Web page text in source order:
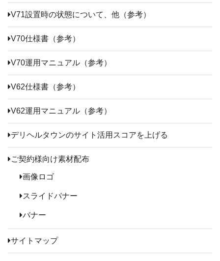
V71設置時の状態について、他（参考）
V70仕様書（参考）
V70運用マニュアル（参考）
V62仕様書（参考）
V62運用マニュアル（参考）
デリヘルタウンのサイト活用スコアを上げる
ご契約様向け素材配布
画像ロゴ
スライドバナー
バナー
サイトマップ